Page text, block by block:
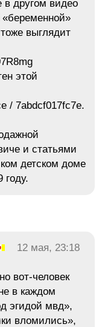
другом видео
«беременной»
выглядит
этой
/ 7abdcf017fc7e.
и статьями
детском доме
году.
12 мая, 23:18
вот-человек
в каждом
эгидой мвд»,
вломились»,